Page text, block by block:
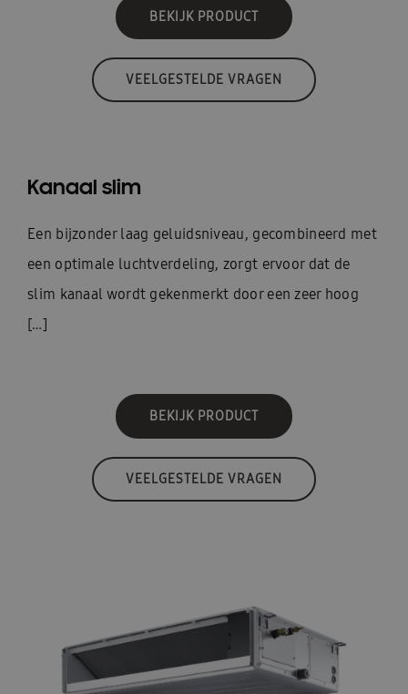
BEKIJK PRODUCT
VEELGESTELDE VRAGEN
Kanaal slim
Een bijzonder laag geluidsniveau, gecombineerd met
een optimale luchtverdeling, zorgt ervoor dat de
slim kanaal wordt gekenmerkt door een zeer hoog
[…]
BEKIJK PRODUCT
VEELGESTELDE VRAGEN